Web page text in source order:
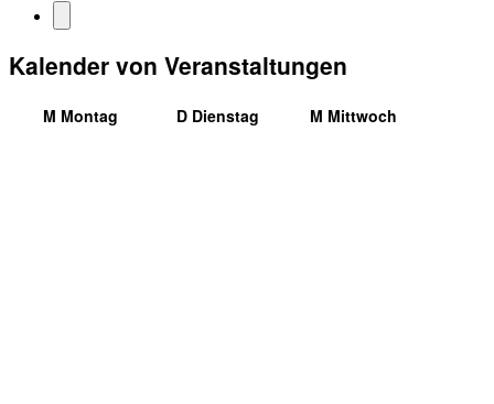
Kalender von Veranstaltungen
M Montag D Dienstag M Mittwoch